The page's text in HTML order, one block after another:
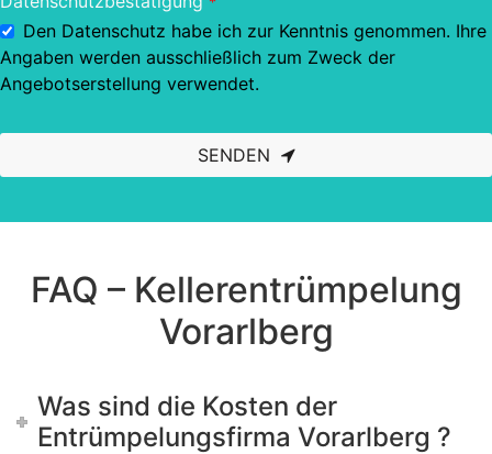
Den Datenschutz habe ich zur Kenntnis genommen. Ihre
Angaben werden ausschließlich zum Zweck der
Angebotserstellung verwendet.
SENDEN
should
FAQ – Kellerentrümpelung
Vorarlberg
Was sind die Kosten der
Entrümpelungsfirma Vorarlberg ?